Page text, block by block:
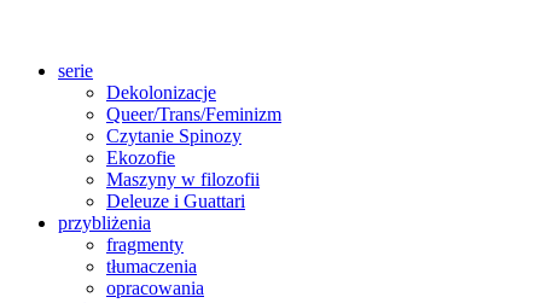
serie
Dekolonizacje
Queer/Trans/Feminizm
Czytanie Spinozy
Ekozofie
Maszyny w filozofii
Deleuze i Guattari
przybliżenia
fragmenty
tłumaczenia
opracowania